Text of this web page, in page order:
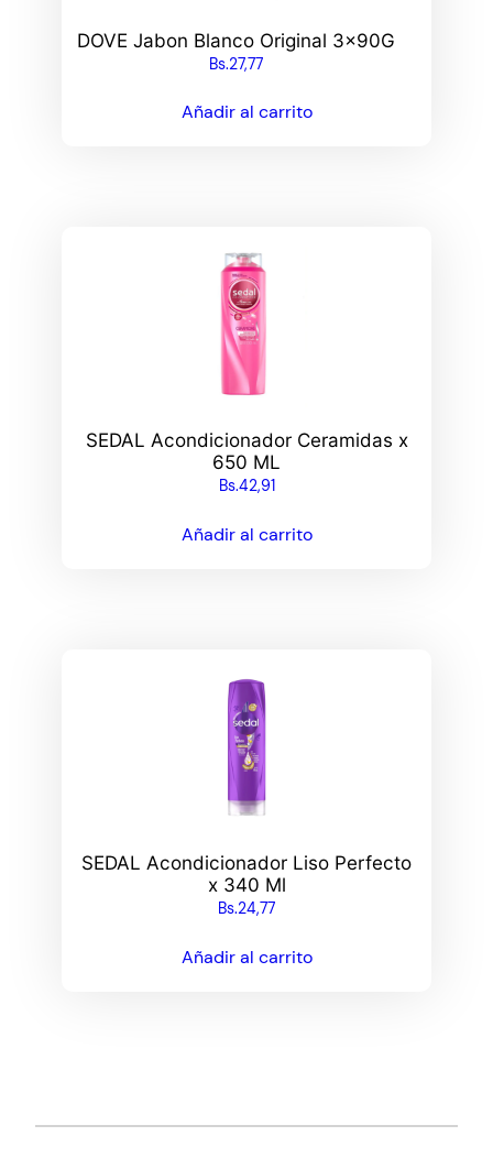
DOVE Jabon Blanco Original 3x90G
Bs.27,77
Añadir al carrito
SEDAL Acondicionador Ceramidas x
650 ML
Bs.42,91
Añadir al carrito
SEDAL Acondicionador Liso Perfecto
x 340 Ml
Bs.24,77
Añadir al carrito